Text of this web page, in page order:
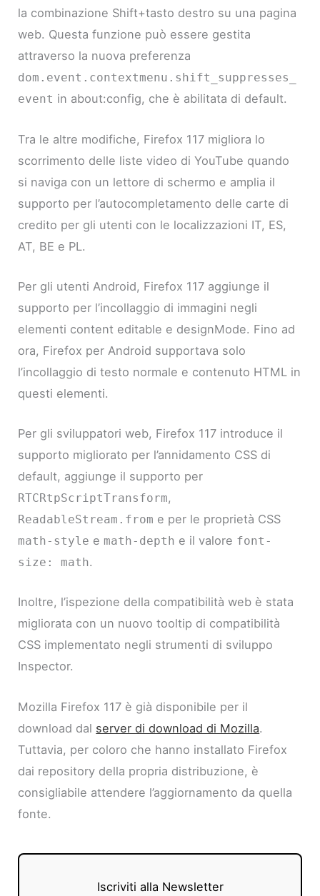
la combinazione Shift+tasto destro su una pagina
web. Questa funzione può essere gestita
attraverso la nuova preferenza
dom.event.contextmenu.shift_suppresses_
event in about:config, che è abilitata di default.
Tra le altre modifiche, Firefox 117 migliora lo
scorrimento delle liste video di YouTube quando
si naviga con un lettore di schermo e amplia il
supporto per l’autocompletamento delle carte di
credito per gli utenti con le localizzazioni IT, ES,
AT, BE e PL.
Per gli utenti Android, Firefox 117 aggiunge il
supporto per l’incollaggio di immagini negli
elementi content editable e designMode. Fino ad
ora, Firefox per Android supportava solo
l’incollaggio di testo normale e contenuto HTML in
questi elementi.
Per gli sviluppatori web, Firefox 117 introduce il
supporto migliorato per l’annidamento CSS di
default, aggiunge il supporto per
RTCRtpScriptTransform,
ReadableStream.from e per le proprietà CSS
math-style e math-depth e il valore font-
size: math.
Inoltre, l’ispezione della compatibilità web è stata
migliorata con un nuovo tooltip di compatibilità
CSS implementato negli strumenti di sviluppo
Inspector.
Mozilla Firefox 117 è già disponibile per il
download dal server di download di Mozilla.
Tuttavia, per coloro che hanno installato Firefox
dai repository della propria distribuzione, è
consigliabile attendere l’aggiornamento da quella
fonte.
Iscriviti alla Newsletter